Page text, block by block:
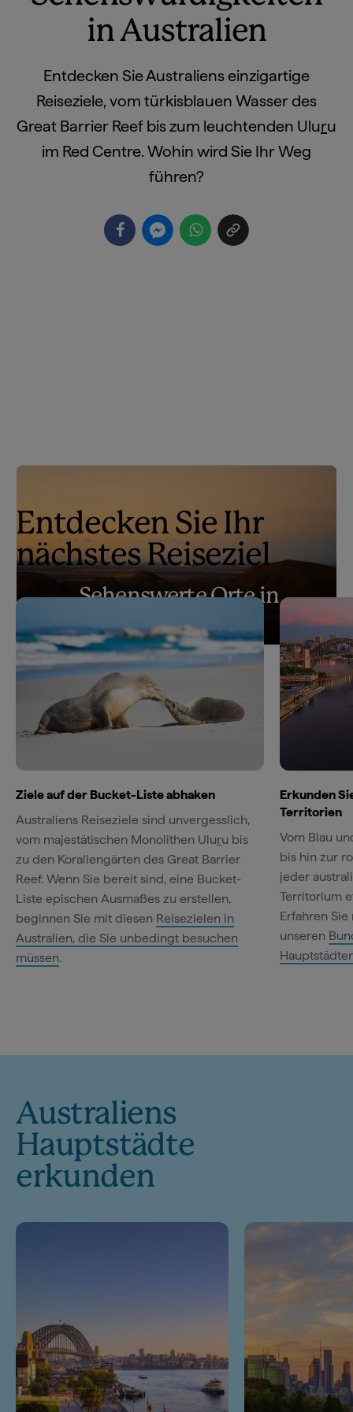
in Australien
Entdecken Sie Australiens einzigartige
Reiseziele, vom türkisblauen Wasser des
Great Barrier Reef bis zum leuchtenden Uluru
im Red Centre. Wohin wird Sie Ihr Weg
führen?
Sehenswerte Orte in
Play
Video
Sehenswerte Orte in Australien
Entdecken Sie Ihr
nächstes Reiseziel
Ziele auf der Bucket-Liste abhaken
Australiens Reiseziele sind unvergesslich,
vom majestätischen Monolithen Uluru bis
zu den Korallengärten des Great Barrier
Reef. Wenn Sie bereit sind, eine Bucket-
Liste epischen Ausmaßes zu erstellen,
beginnen Sie mit diesen Reisezielen in
Australien, die Sie unbedingt besuchen
müssen.
Erkunden
Territorien
Vom Blau
bis hin zur
jeder
Territorium
Erfahren
unseren
Australiens
Hauptstädte
erkunden